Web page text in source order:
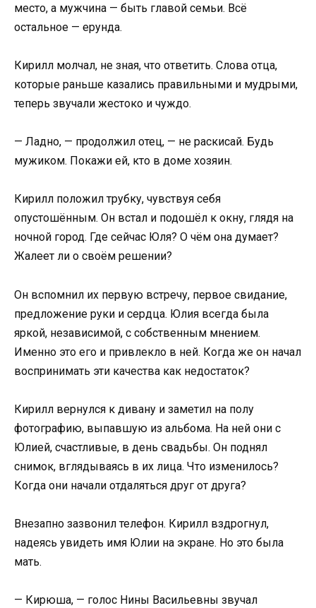
место, а мужчина — быть главой семьи. Всё
остальное — ерунда.
Кирилл молчал, не зная, что ответить. Слова отца,
которые раньше казались правильными и мудрыми,
теперь звучали жестоко и чуждо.
— Ладно, — продолжил отец, — не раскисай. Будь
мужиком. Покажи ей, кто в доме хозяин.
Кирилл положил трубку, чувствуя себя
опустошённым. Он встал и подошёл к окну, глядя на
ночной город. Где сейчас Юля? О чём она думает?
Жалеет ли о своём решении?
Он вспомнил их первую встречу, первое свидание,
предложение руки и сердца. Юлия всегда была
яркой, независимой, с собственным мнением.
Именно это его и привлекло в ней. Когда же он начал
воспринимать эти качества как недостаток?
Кирилл вернулся к дивану и заметил на полу
фотографию, выпавшую из альбома. На ней они с
Юлией, счастливые, в день свадьбы. Он поднял
снимок, вглядываясь в их лица. Что изменилось?
Когда они начали отдаляться друг от друга?
Внезапно зазвонил телефон. Кирилл вздрогнул,
надеясь увидеть имя Юлии на экране. Но это была
мать.
— Кирюша, — голос Нины Васильевны звучал